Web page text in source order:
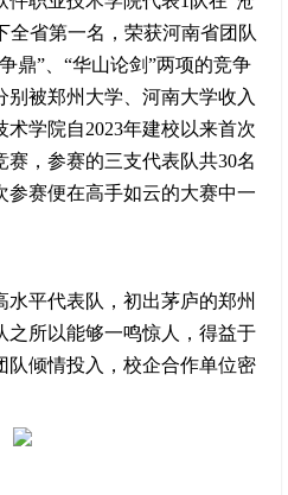
全省第一名，荣获河南省团队
鼎”、“华山论剑”两项的竞争
被郑州大学、河南大学收入
学院自2023年建校以来首次
，参赛的三支代表队共30名
参赛便在高手如云的大赛中一
水平代表队，初出茅庐的郑州
之所以能够一鸣惊人，得益于
队倾情投入，校企合作单位密